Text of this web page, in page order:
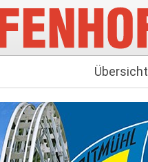
Übersicht